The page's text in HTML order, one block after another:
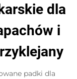
dla
i
padki dla